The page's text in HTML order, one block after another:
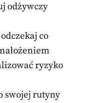
odżywczy
co
ryzyko
swojej rutyny